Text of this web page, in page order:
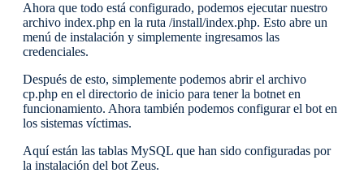
Ahora que todo está configurado, podemos ejecutar nuestro
archivo index.php en la ruta /install/index.php. Esto abre un
menú de instalación y simplemente ingresamos las
credenciales.
Después de esto, simplemente podemos abrir el archivo
cp.php en el directorio de inicio para tener la botnet en
funcionamiento. Ahora también podemos configurar el bot en
los sistemas víctimas.
Aquí están las tablas MySQL que han sido configuradas por
la instalación del bot Zeus.